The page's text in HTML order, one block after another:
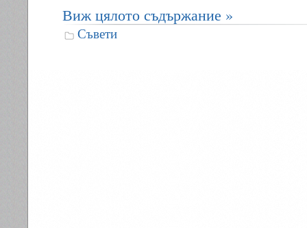
Виж цялото съдържание »
Съвети